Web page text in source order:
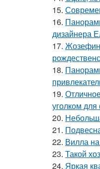
15.
16.
дизайнера
17.
18.
19.
уголком для
20.
21.
22. Вилла
23. Такой
24. Яркая